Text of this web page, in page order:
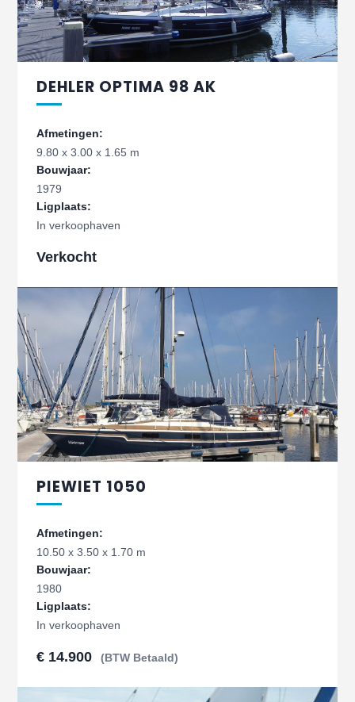
DEHLER OPTIMA 98 AK
Afmetingen:
9.80 x 3.00 x 1.65 m
Bouwjaar:
1979
Ligplaats:
In verkoophaven
Verkocht
PIEWIET 1050
Afmetingen:
10.50 x 3.50 x 1.70 m
Bouwjaar:
1980
Ligplaats:
In verkoophaven
€ 14.900 (BTW Betaald)